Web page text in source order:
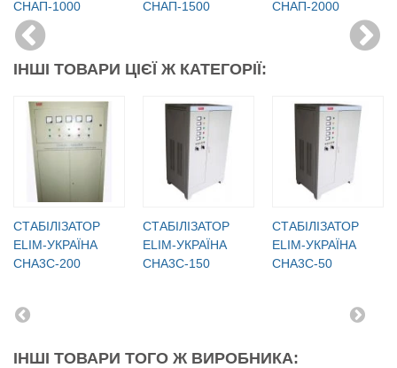
СНАП-1000 СНАП-1500 СНАП-2000
ІНШІ ТОВАРИ ЦІЄЇ Ж КАТЕГОРІЇ:
СТАБІЛІЗАТОР
ELIM-УКРАЇНА
СНА3С-200
СТАБІЛІЗАТОР
ELIM-УКРАЇНА
СНА3С-150
СТАБІЛІЗАТОР
ELIM-УКРАЇНА
СНА3С-50
ІНШІ ТОВАРИ ТОГО Ж ВИРОБНИКА: